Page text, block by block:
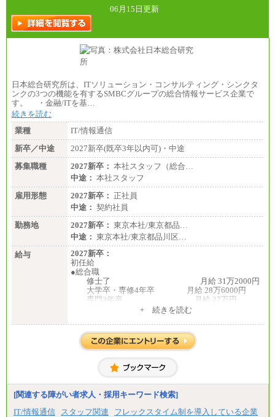
06月15日更新
日本総合研究所は、ITソリューション・コンサルティング・シンクタ
ンクの3つの機能を有するSMBCグループの総合情報サービス企業で
す。 ・金融/ITを基…
続きを読む
業種
IT/情報通信
新卒／中途
2027新卒(既卒3年以内可)・中途
募集職種
2027新卒： 本社スタッフ（総合…
中途： 本社スタッフ
雇用形態
2027新卒： 正社員
中途： 契約社員
勤務地
2027新卒： 東京本社/東京都品…
中途： 東京本社/東京都品川区…
給与
2027新卒：
初任給
●総合職
修士了 月給 31万2000円
大学卒・専修4年卒 月給 28万6000円
専門3年卒 月給 27万円
専門2年・短大・高専卒 月給 26万円
経験・能力を考慮のうえ、当社規程に基づき決定い
たします。
大学卒 月給 25万3000
中途：
月給250,000円～300,000円
※ご経験を考慮の上決定します
※試用期間はありません
+ 続きを読む
[関連する障がい者求人・採用キーワード検索]
IT/情報通信
スタッフ関連
フレックスタイム制を導入している企業